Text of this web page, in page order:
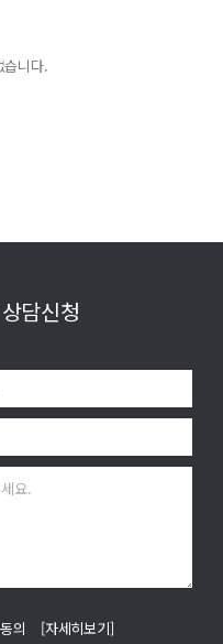
습니다.
담신청
의 [자세히보기]